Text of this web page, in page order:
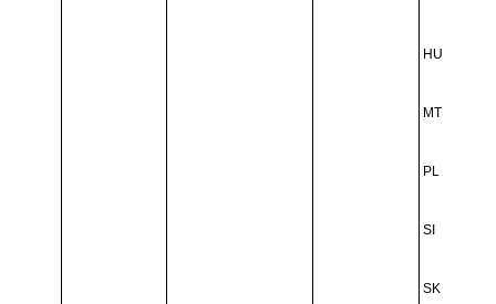
HU
MT
PL
SI
SK